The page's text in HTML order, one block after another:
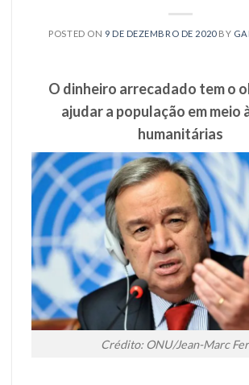
POSTED ON 9 DE DEZEMBRO DE 2020BY
O dinheiro arrecadado tem o
ajudar a população em meio
humanitárias
Crédito: ONU/Jean-Marc